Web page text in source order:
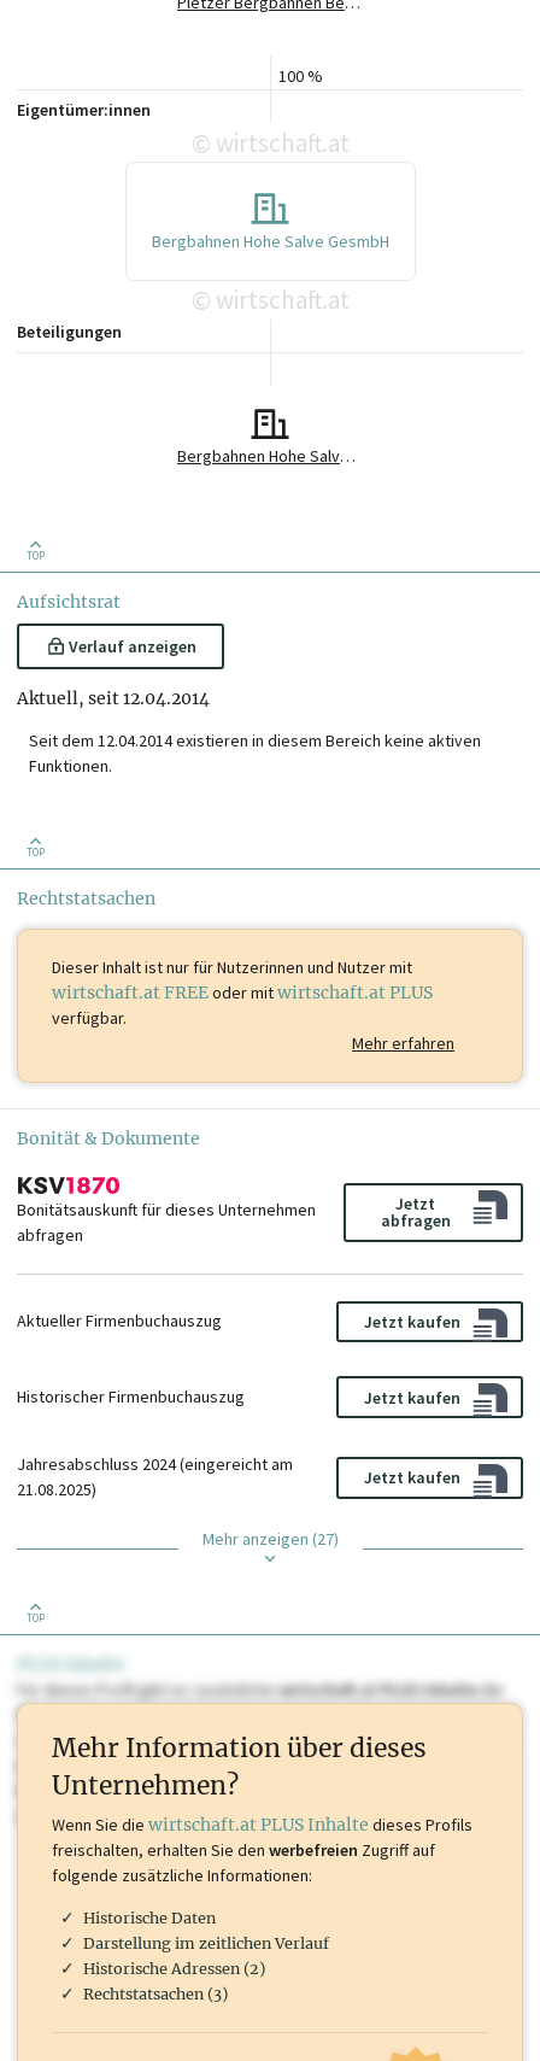
100 %
Eigentümer:innen
© wirtschaft.at
Bergbahnen Hohe Salve GesmbH
© wirtschaft.at
Bergbahnen Hohe Salve Hopfgarten-Itter-Kelchsau GesmbH & Co KG
Beteiligungen
TOP
Aufsichtsrat
Verlauf anzeigen
Aktuell, seit 12.04.2014
Seit dem 12.04.2014 existieren in diesem Bereich keine aktiven
Funktionen.
TOP
Rechtstatsachen
Dieser Inhalt istnur für Nutzerinnen und Nutzer mit
wirtschaft.at FREEoder mitwirtschaft.at PLUS
verfügbar.
Mehr erfahren
Bonität & Dokumente
Bonitätsauskunft für dieses Unternehmen
abfragen
Jetzt
abfragen
Aktueller Firmenbuchauszug Jetzt kaufen
Historischer Firmenbuchauszug Jetzt kaufen
Jahresabschluss 2024 (eingereicht am
21.08.2025)
Jetzt kaufen
Mehr anzeigen (27)
TOP
PLUS Inhalte
Für dieses Profil gibt es zusätzlichewirtschaft.at PLUS Inhaltedie
Sie momentan nicht einsehen können. Schalten Sie dieses Profil frei
oder loggen Sie sich ein um diese Inhalte zu sehen. wirtschaft.at PLUS
Marken, Patente, Rechtstatsachen, OTS-Aussendungen, und viele
mehr.
Mehr Information über dieses
Unternehmen?
Wenn Sie die wirtschaft.at PLUS Inhalte dieses Profils
freischalten, erhalten Sie den werbefreien Zugriff auf
folgende zusätzliche Informationen:
Historische Daten
Darstellung im zeitlichen Verlauf
Historische Adressen (2)
Rechtstatsachen (3)